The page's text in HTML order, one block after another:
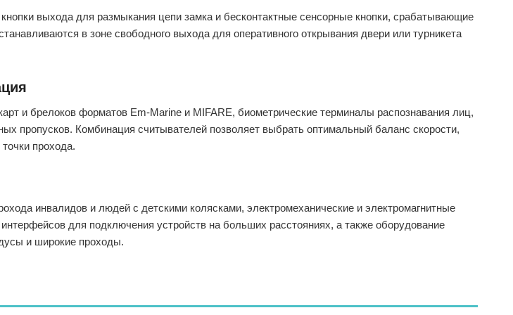
выхода для размыкания цепи замка и бесконтактные сенсорные кнопки, срабатывающие
в зоне свободного выхода для оперативного открывания двери или турникета
и брелоков форматов Em-Marine и MIFARE, биометрические терминалы распознавания лиц,
пропусков. Комбинация считывателей позволяет выбрать оптимальный баланс скорости,
прохода.
инвалидов и людей с детскими колясками, электромеханические и электромагнитные
для подключения устройств на больших расстояниях, а также оборудование
и широкие проходы.